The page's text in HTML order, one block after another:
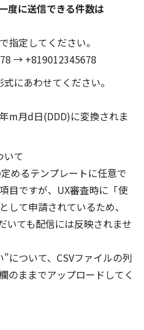
度に送信できる件数は
指定してください。
→ +819012345678
にあわせてください。
m月d日(DDD)に変換されま
いて
めるテンプレートに任意で
目ですが、UX審査時に「使
して申請されているため、
いても配信には反映されませ
について、CSVファイルの列
のままでアップロードしてく